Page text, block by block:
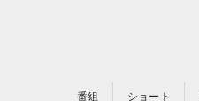
番組 ショート